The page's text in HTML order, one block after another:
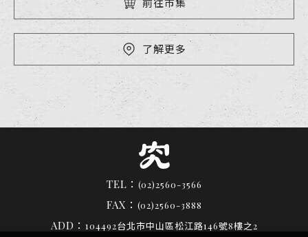
前往市集
了解更多
前往市集
了解更多
TEL： (02)2560-3566
FAX： (02)2560-3888
ADD： 104492台北市中山區松江路146號8樓之2